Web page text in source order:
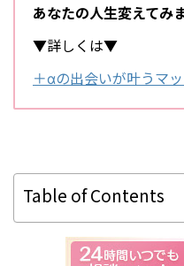
あなたの人生変えてみ
▼詳しくは▼
＋αの出会いが叶うマ
Table of Contents